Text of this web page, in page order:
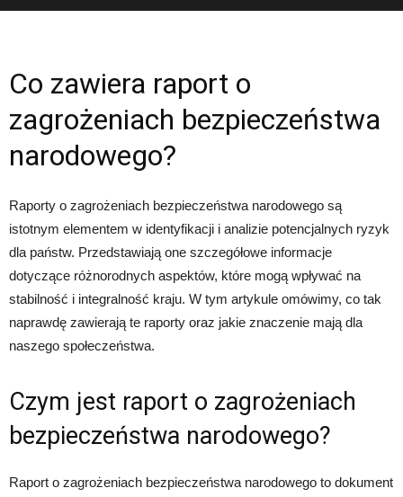
Co zawiera raport o
zagrożeniach bezpieczeństwa
narodowego?
Raporty o zagrożeniach bezpieczeństwa narodowego są
istotnym elementem w identyfikacji i analizie potencjalnych ryzyk
dla państw. Przedstawiają one szczegółowe informacje
dotyczące różnorodnych aspektów, które mogą wpływać na
stabilność i integralność kraju. W tym artykule omówimy, co tak
naprawdę zawierają te raporty oraz jakie znaczenie mają dla
naszego społeczeństwa.
Czym jest raport o zagrożeniach
bezpieczeństwa narodowego?
Raport o zagrożeniach bezpieczeństwa narodowego to dokument